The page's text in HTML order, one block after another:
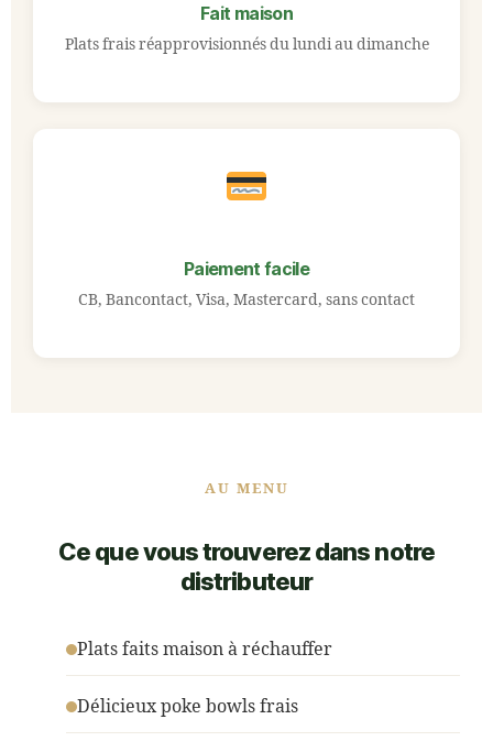
Fait maison
Plats frais réapprovisionnés du lundi au dimanche
Paiement facile
CB, Bancontact, Visa, Mastercard, sans contact
AU MENU
Ce que vous trouverez dans notre
distributeur
Plats faits maison à réchauffer
Délicieux poke bowls frais